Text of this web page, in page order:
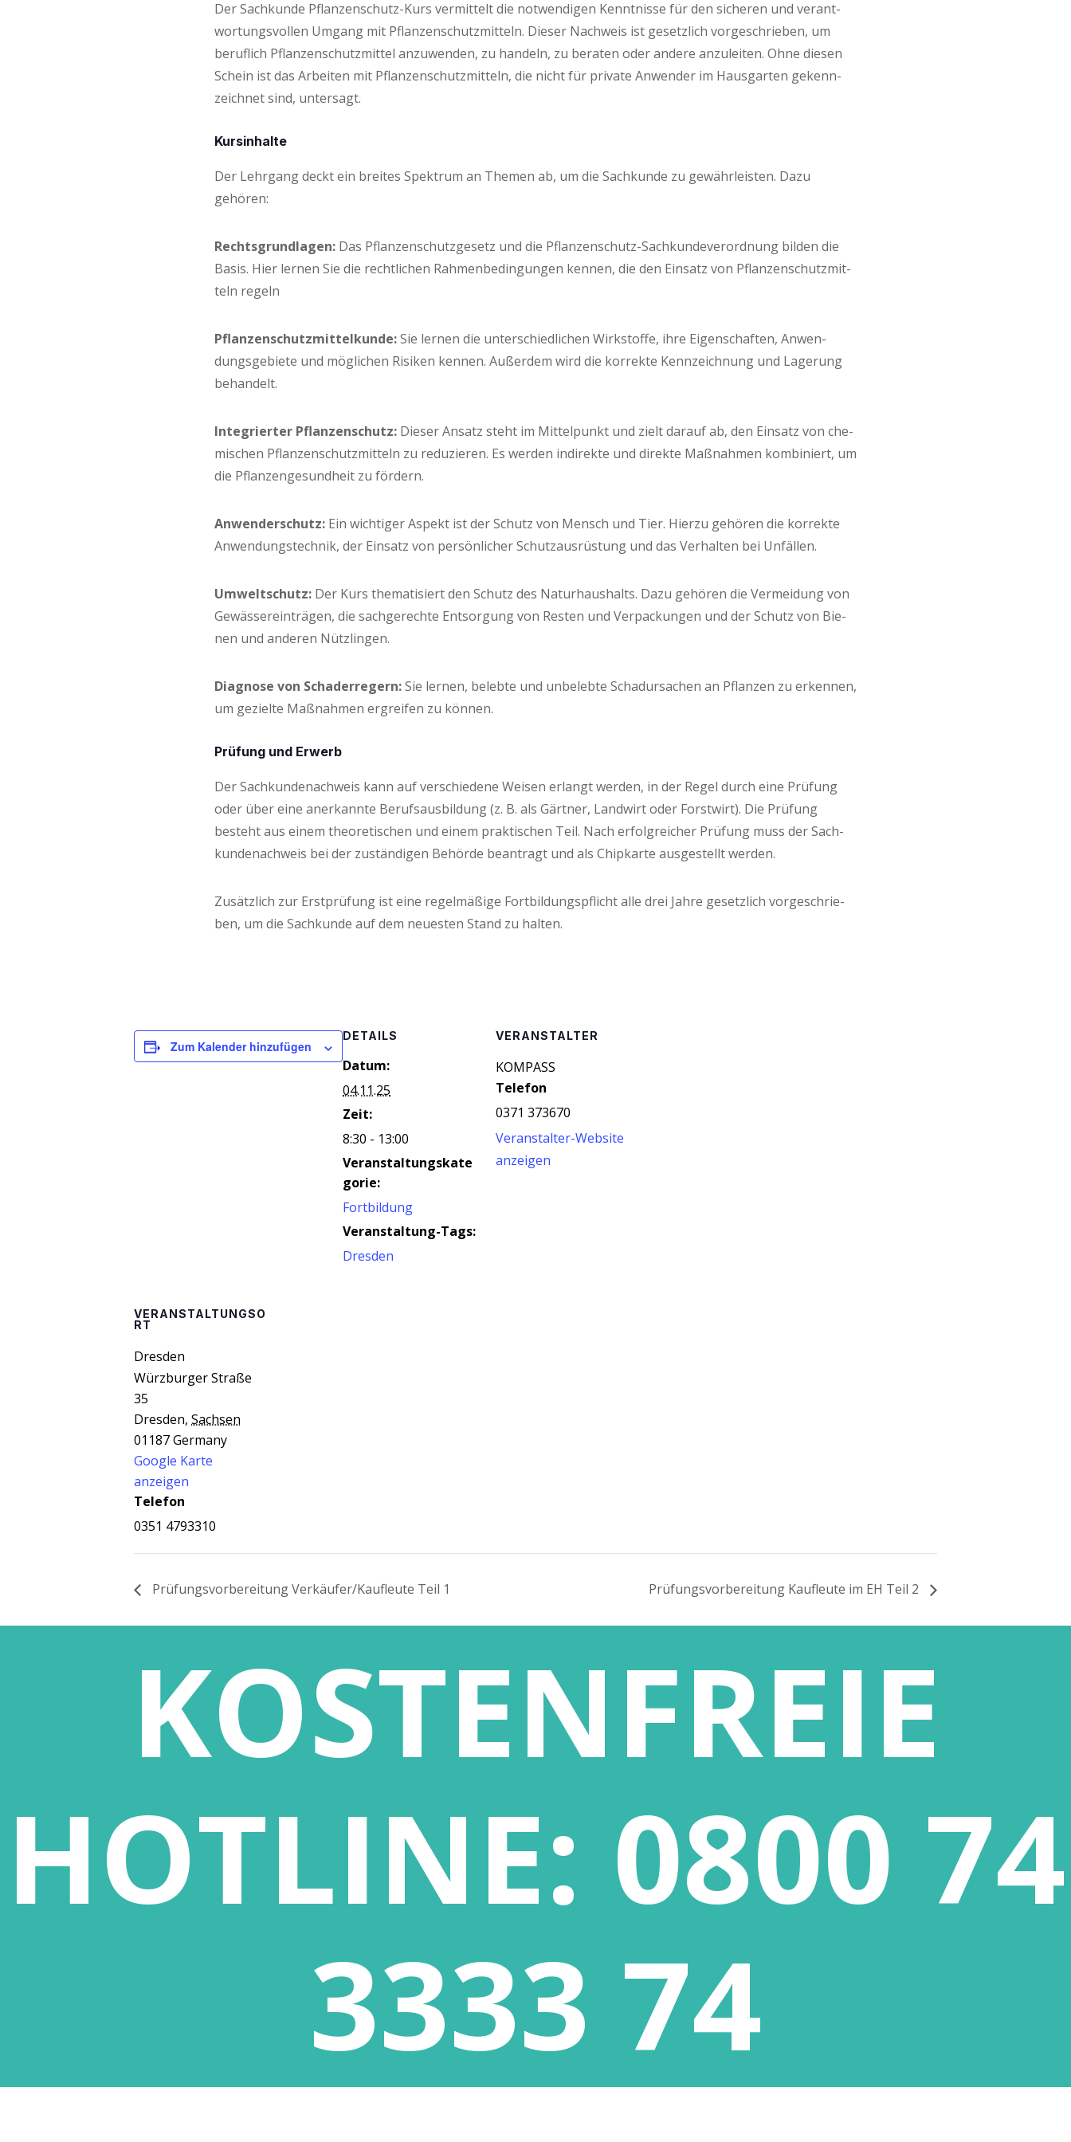
Der Sach­kun­de Pflan­zen­schutz-Kurs ver­mit­telt die not­wen­di­gen Kennt­nis­se für den siche­ren und ver­ant­
wor­tungs­vol­len Umgang mit Pflan­zen­schutz­mit­teln. Die­ser Nach­weis ist gesetz­lich vor­ge­schrie­ben, um
beruf­lich Pflan­zen­schutz­mit­tel anzu­wen­den, zu han­deln, zu bera­ten oder ande­re anzu­lei­ten. Ohne die­sen
Schein ist das Arbei­ten mit Pflan­zen­schutz­mit­teln, die nicht für pri­va­te Anwen­der im Haus­gar­ten gekenn­
zeich­net sind, untersagt.
Kurs­in­hal­te
Der Lehr­gang deckt ein brei­tes Spek­trum an The­men ab, um die Sach­kun­de zu gewähr­leis­ten. Dazu
gehören:
Rechts­grund­la­gen:Das Pflan­zen­schutz­ge­setz und die Pflan­zen­schutz-Sach­kun­de­ver­ord­nung bil­den die
Basis. Hier ler­nen Sie die recht­li­chen Rah­men­be­din­gun­gen ken­nen, die den Ein­satz von Pflan­zen­schutz­mit­
teln regeln
Pflan­zen­schutz­mit­tel­kun­de:Sie ler­nen die unter­schied­li­chen Wirk­stof­fe, ihre Eigen­schaf­ten, Anwen­
dungs­ge­bie­te und mög­li­chen Risi­ken ken­nen. Außer­dem wird die kor­rek­te Kenn­zeich­nung und Lage­rung
behandelt.
Inte­grier­ter Pflan­zen­schutz:Die­ser Ansatz steht im Mit­tel­punkt und zielt dar­auf ab, den Ein­satz von che­
mi­schen Pflan­zen­schutz­mit­teln zu redu­zie­ren. Es wer­den indi­rek­te und direk­te Maß­nah­men kom­bi­niert, um
die Pflan­zen­ge­sund­heit zu fördern.
Anwen­der­schutz:Ein wich­ti­ger Aspekt ist der Schutz von Mensch und Tier. Hier­zu gehö­ren die kor­rek­te
Anwen­dungs­tech­nik, der Ein­satz von per­sön­li­cher Schutz­aus­rüs­tung und das Ver­hal­ten bei Unfällen.
Umwelt­schutz:Der Kurs the­ma­ti­siert den Schutz des Natur­haus­halts. Dazu gehö­ren die Ver­mei­dung von
Gewäs­ser­ein­trä­gen, die sach­ge­rech­te Ent­sor­gung von Res­ten und Ver­pa­ckun­gen und der Schutz von Bie­
nen und ande­ren Nützlingen.
Dia­gno­se von Scha­der­re­gern:Sie ler­nen, beleb­te und unbe­leb­te Schad­ur­sa­chen an Pflan­zen zu erken­nen,
um geziel­te Maß­nah­men ergrei­fen zu können.
Prü­fung und Erwerb
Der Sach­kun­de­nach­weis kann auf ver­schie­de­ne Wei­sen erlangt wer­den, in der Regel durch eine Prü­fung
oder über eine aner­kann­te Berufs­aus­bil­dung (z. B. als Gärt­ner, Land­wirt oder Forst­wirt). Die Prü­fung
besteht aus einem theo­re­ti­schen und einem prak­ti­schen Teil. Nach erfolg­rei­cher Prü­fung muss der Sach­
kun­de­nach­weis bei der zustän­di­gen Behör­de bean­tragt und als Chip­kar­te aus­ge­stellt werden.
Zusätz­lich zur Erst­prü­fung ist eine regel­mä­ßi­ge Fort­bil­dungs­pflicht alle drei Jah­re gesetz­lich vor­ge­schrie­
ben, um die Sach­kun­de auf dem neu­es­ten Stand zu halten.
Zum Kalender hinzufügen
DETAILS
Datum:
04.11.25
Zeit:
8:30 - 13:00
Veranstaltungskate
gorie:
Fortbildung
Veranstaltung-Tags:
Dresden
VERANSTALTER
KOM­PASS
Telefon
0371 373670
Veranstalter-Website
anzeigen
VERANSTALTUNGSO
RT
Dres­den
Würzburger Straße
35
Dresden, Sachsen
01187Germany
Google Karte
anzeigen
Telefon
0351 4793310
Prü­fungs­vor­be­rei­tung Verkäufer/Kaufleute Teil 1 Prü­fungs­vor­be­rei­tung Kauf­leu­te im EH Teil 2
Die KOMPASS gGmbH ist nach DIN
EN ISO 9001 sowie der
Akkreditierungs- und
zertifiziert. Unsere
Fernlehrgangskurse sind darüber
hinaus auch durch die Zentralstelle
für Fernunterricht in Köln
KOMPASS – Kompetenzen
passgenau vermitteln gGmbH
Sitz der Gesellschaft:
Salzstraße 1
Telefax: 0371 3736725
E-Mail: chemnitz@kompass24.net
ANGEBOTE
ABITURIENTENPROGRAMME
ÜBER UNS
LEITBILD
PROJEKTE
KOSTENFREIE
HOTLINE: 0800 74
3333 74
KOSTENFREIE